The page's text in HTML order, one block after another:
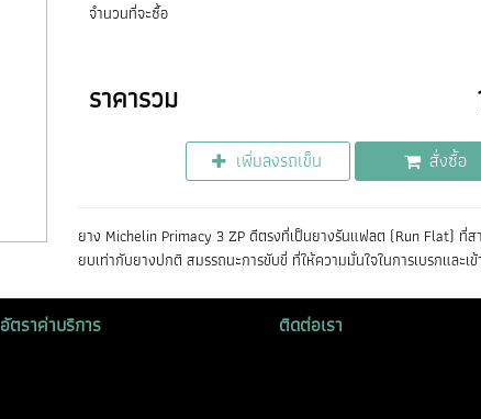
จำนวนที่จะซื้อ
ราคารวม
เพิ่มลงรถเข็น สั่งซื้อ
ยาง Michelin Primacy 3 ZP ดีตรงที่เป็นยางรันแฟลต (Run Flat) ที่
ยบเท่ากับยางปกติ สมรรถนะการขับขี่ ที่ให้ความมั่นใจในการเบรกและ
อัตราค่าบริการ ติดต่อเรา